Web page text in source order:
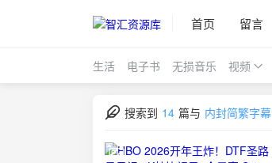
首页 留言
生活 电子书 无损音乐 视频
搜索到 14 篇与 内封简繁字幕